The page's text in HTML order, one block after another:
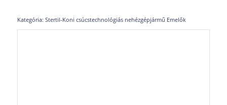
Kategória: Stertil-Koni csúcstechnológiás nehézgépjármű Emelők